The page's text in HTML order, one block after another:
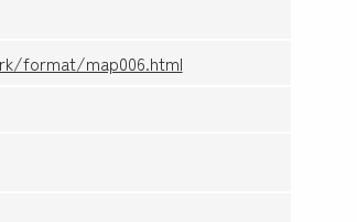
format/map006.html